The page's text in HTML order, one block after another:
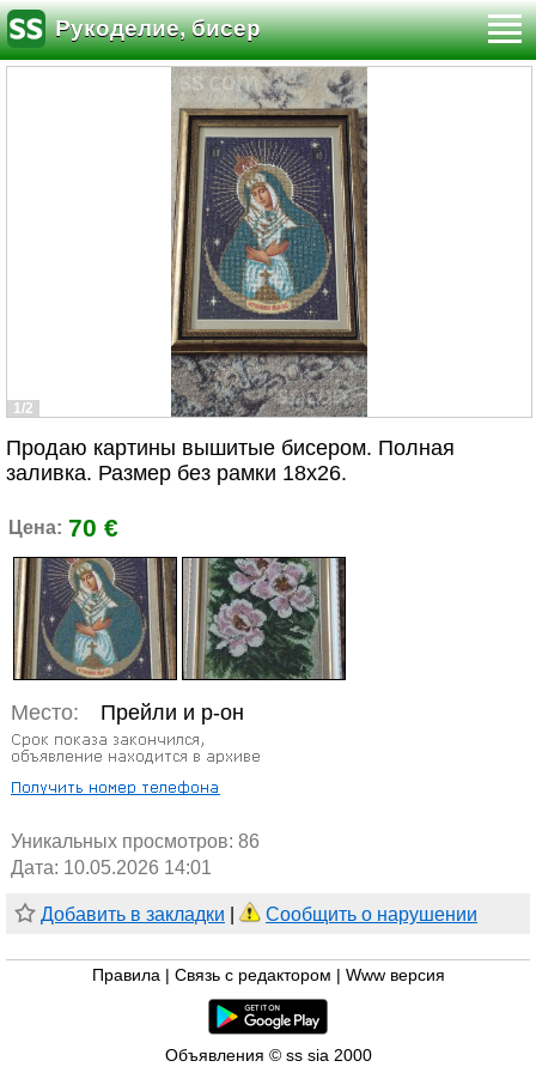
Рукоделие, бисер
1/2
Продаю картины вышитые бисером. Полная
заливка. Размер без рамки 18х26.
Цена: 70 €
Место: Прейли и р-он
Уникальных просмотров: 86
Дата: 10.05.2026 14:01
Добавить в закладки Сообщить о нарушении
Правила Связь с редактором Www версия
Объявления © ss sia 2000